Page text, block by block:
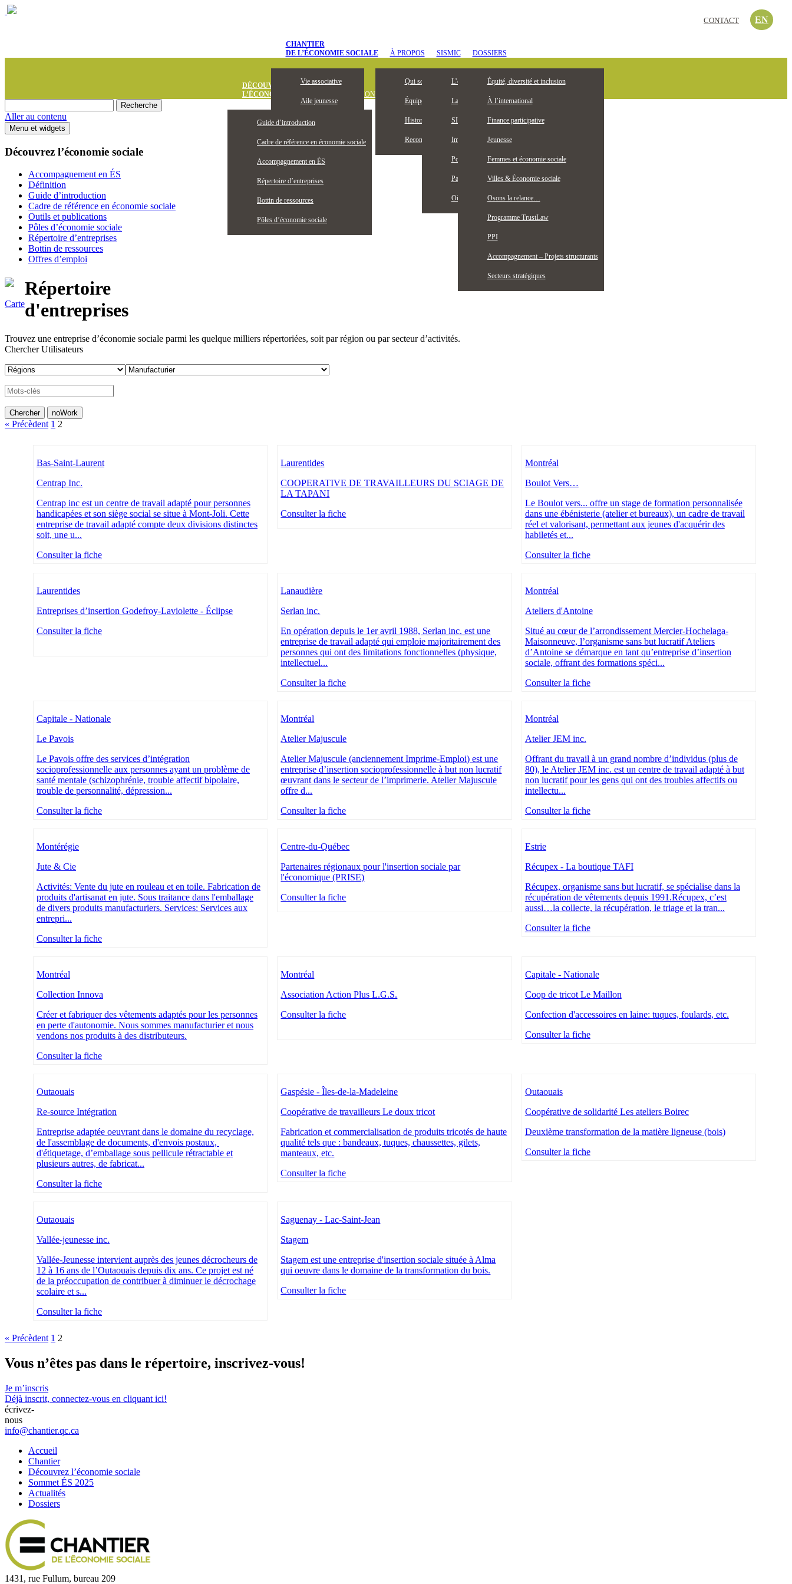
CHANTIER
DE L’ÉCONOMIE SOCIALE
Vie associative
Aile jeunesse
Devenez membre
Membres honoraires
Publications
Partenaires
Actualités
À PROPOS
Qui sommes-nous
Équipe
Historique
Reconnaissance territoriale
SISMIC
L’entrepreneuriat collectif, c’est quoi?
La Bourse Entrepreneuriat collectif jeunesse
SISMIC, c’est quoi?
Impacts SISMIC
Portraits SISMIC
Partenaires nationaux
Où nous trouver
DOSSIERS
Équité, diversité et inclusion
À l’international
Finance participative
Jeunesse
Femmes et économie sociale
Villes & Économie sociale
Osons la relance…
Programme TrustLaw
PPI
Accompagnement – Projets structurants
Secteurs stratégiques
DÉCOUVREZ
L’ÉCONOMIE SOCIALE
Guide d’introduction
Cadre de référence en économie sociale
Accompagnement en ÉS
Répertoire d’entreprises
Bottin de ressources
Pôles d’économie sociale
DÉFINITION OUTILS ET PUBLICATIONS OFFRES D’EMPLOI
CONTACT EN
Aller au contenu
Menu et widgets
Découvrez l’économie sociale
Accompagnement en ÉS
Définition
Guide d’introduction
Cadre de référence en économie sociale
Outils et publications
Pôles d’économie sociale
Répertoire d’entreprises
Bottin de ressources
Offres d’emploi
Carte
Répertoire
d'entreprises
Trouvez une entreprise d’économie sociale parmi les quelque milliers répertoriées, soit par région ou par secteur d’activités.
Chercher Utilisateurs
« Précèdent 1 2
Bas-Saint-Laurent
Centrap Inc.
Centrap inc est un centre de travail adapté pour personnes
handicapées et son siège social se situe à Mont-Joli. Cette
entreprise de travail adapté compte deux divisions distinctes
soit, une u...
Consulter la fiche
Laurentides
COOPERATIVE DE TRAVAILLEURS DU SCIAGE DE
LA TAPANI
Consulter la fiche
Montréal
Boulot Vers…
Le Boulot vers... offre un stage de formation personnalisée
dans une ébénisterie (atelier et bureaux), un cadre de travail
réel et valorisant, permettant aux jeunes d'acquérir des
habiletés et...
Consulter la fiche
Laurentides
Entreprises d’insertion Godefroy-Laviolette - Éclipse
Consulter la fiche
Lanaudière
Serlan inc.
En opération depuis le 1er avril 1988, Serlan inc. est une
entreprise de travail adapté qui emploie majoritairement des
personnes qui ont des limitations fonctionnelles (physique,
intellectuel...
Consulter la fiche
Montréal
Ateliers d'Antoine
Situé au cœur de l’arrondissement Mercier-Hochelaga-
Maisonneuve, l’organisme sans but lucratif Ateliers
d’Antoine se démarque en tant qu’entreprise d’insertion
sociale, offrant des formations spéci...
Consulter la fiche
Capitale - Nationale
Le Pavois
Le Pavois offre des services d’intégration
socioprofessionnelle aux personnes ayant un problème de
santé mentale (schizophrénie, trouble affectif bipolaire,
trouble de personnalité, dépression...
Consulter la fiche
Montréal
Atelier Majuscule
Atelier Majuscule (anciennement Imprime-Emploi) est une
entreprise d’insertion socioprofessionnelle à but non lucratif
œuvrant dans le secteur de l’imprimerie. Atelier Majuscule
offre d...
Consulter la fiche
Montréal
Atelier JEM inc.
Offrant du travail à un grand nombre d’individus (plus de
80), le Atelier JEM inc. est un centre de travail adapté à but
non lucratif pour les gens qui ont des troubles affectifs ou
intellectu...
Consulter la fiche
Montérégie
Jute & Cie
Activités: Vente du jute en rouleau et en toile. Fabrication de
produits d'artisanat en jute. Sous traitance dans l'emballage
de divers produits manufacturiers. Services: Services aux
entrepri...
Consulter la fiche
Centre-du-Québec
Partenaires régionaux pour l'insertion sociale par
l'économique (PRISE)
Consulter la fiche
Estrie
Récupex - La boutique TAFI
Récupex, organisme sans but lucratif, se spécialise dans la
récupération de vêtements depuis 1991.Récupex, c’est
aussi…la collecte, la récupération, le triage et la tran...
Consulter la fiche
Montréal
Collection Innova
Créer et fabriquer des vêtements adaptés pour les personnes
en perte d'autonomie. Nous sommes manufacturier et nous
vendons nos produits à des distributeurs.
Consulter la fiche
Montréal
Association Action Plus L.G.S.
Consulter la fiche
Capitale - Nationale
Coop de tricot Le Maillon
Confection d'accessoires en laine: tuques, foulards, etc.
Consulter la fiche
Outaouais
Re-source Intégration
Entreprise adaptée oeuvrant dans le domaine du recyclage,
de l'assemblage de documents, d'envois postaux,
d'étiquetage, d’emballage sous pellicule rétractable et
plusieurs autres, de fabricat...
Consulter la fiche
Gaspésie - Îles-de-la-Madeleine
Coopérative de travailleurs Le doux tricot
Fabrication et commercialisation de produits tricotés de haute
qualité tels que : bandeaux, tuques, chaussettes, gilets,
manteaux, etc.
Consulter la fiche
Outaouais
Coopérative de solidarité Les ateliers Boirec
Deuxième transformation de la matière ligneuse (bois)
Consulter la fiche
Outaouais
Vallée-jeunesse inc.
Vallée-Jeunesse intervient auprès des jeunes décrocheurs de
12 à 16 ans de l’Outaouais depuis dix ans. Ce projet est né
de la préoccupation de contribuer à diminuer le décrochage
scolaire et s...
Consulter la fiche
Saguenay - Lac-Saint-Jean
Stagem
Stagem est une entreprise d'insertion sociale située à Alma
qui oeuvre dans le domaine de la transformation du bois.
Consulter la fiche
« Précèdent 1 2
Vous n’êtes pas dans le répertoire, inscrivez-vous!
Je m’inscris
Déjà inscrit, connectez-vous en cliquant ici!
écrivez-
nous
info@chantier.qc.ca
Accueil
Chantier
Découvrez l’économie sociale
Sommet ÉS 2025
Actualités
Dossiers
1431, rue Fullum, bureau 209